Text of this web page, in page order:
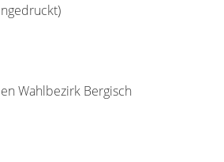
Wahlbezirk Bergisch